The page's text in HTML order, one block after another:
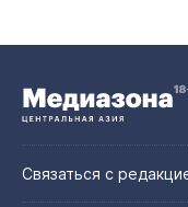
Связаться с